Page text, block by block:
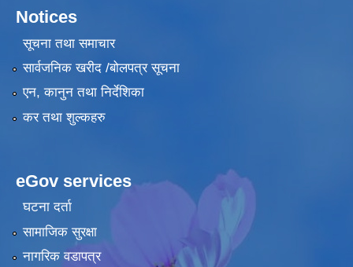
Notices
सूचना तथा समाचार
सार्वजनिक खरीद /बोलपत्र सूचना
एन, कानुन तथा निर्देशिका
कर तथा शुल्कहरु
eGov services
घटना दर्ता
सामाजिक सुरक्षा
नागरिक वडापत्र